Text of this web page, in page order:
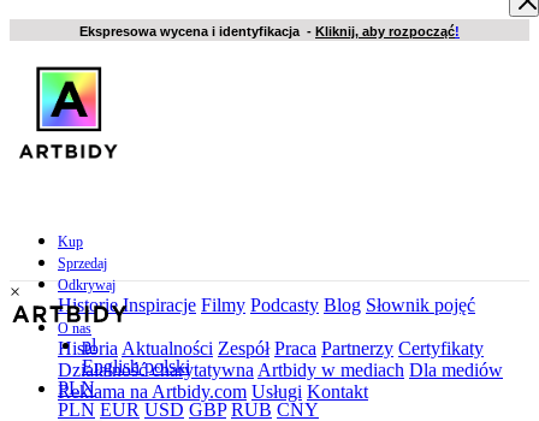
Ekspresowa wycena i identyfikacja - Kliknij, aby rozpocząć!
Kup
Sprzedaj
Odkrywaj
Historie Inspiracje Filmy Podcasty Blog Słownik pojęć
O nas
Historia Aktualności Zespół Praca Partnerzy Certyfikaty
Działalność charytatywna Artbidy w mediach Dla mediów
Reklama na Artbidy.com Usługi Kontakt
×
pl
Englishpolski
PLN
PLN EUR USD GBP RUB CNY